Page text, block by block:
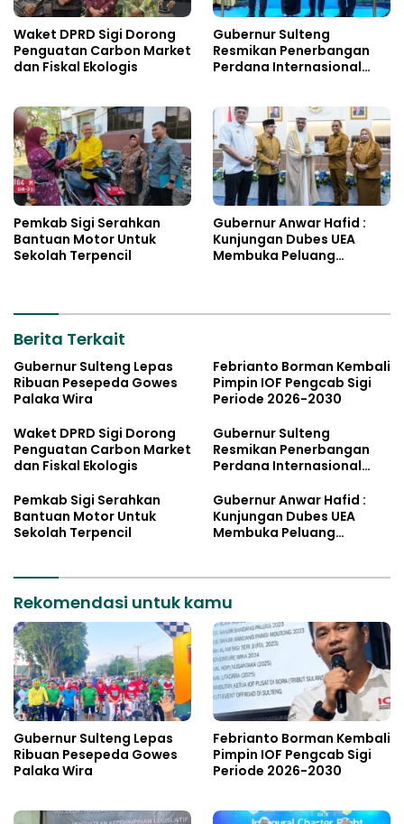
Waket DPRD Sigi Dorong
Penguatan Carbon Market
dan Fiskal Ekologis
Gubernur Sulteng
Resmikan Penerbangan
Perdana Internasional
Pemkab Sigi Serahkan
Bantuan Motor Untuk
Sekolah Terpencil
Gubernur Anwar Hafid :
Kunjungan Dubes UEA
Membuka Peluang
Berita Terkait
Gubernur Sulteng Lepas
Ribuan Pesepeda Gowes
Palaka Wira
Febrianto Borman Kembali
Pimpin IOF Pengcab Sigi
Periode 2026-2030
Waket DPRD Sigi Dorong
Penguatan Carbon Market
dan Fiskal Ekologis
Gubernur Sulteng
Resmikan Penerbangan
Perdana Internasional
Pemkab Sigi Serahkan
Bantuan Motor Untuk
Sekolah Terpencil
Gubernur Anwar Hafid :
Kunjungan Dubes UEA
Membuka Peluang
Rekomendasi untuk kamu
Gubernur Sulteng Lepas
Ribuan Pesepeda Gowes
Palaka Wira
Febrianto Borman Kembali
Pimpin IOF Pengcab Sigi
Periode 2026-2030